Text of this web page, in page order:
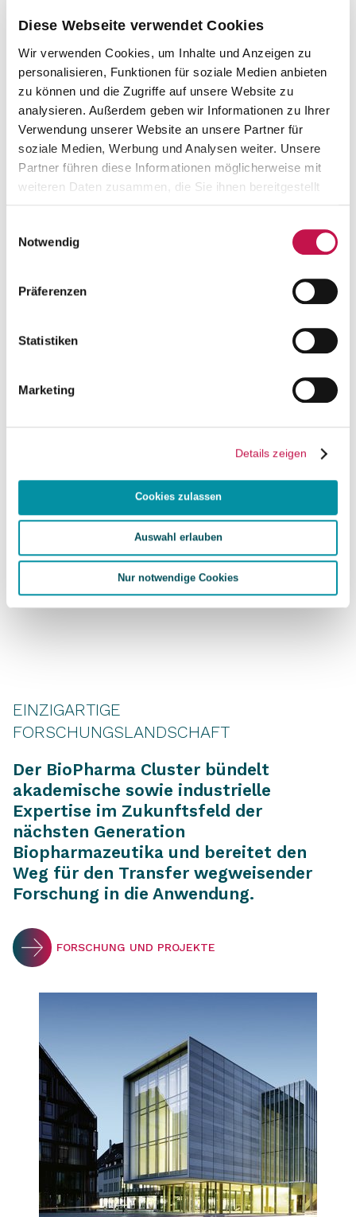
Diese Webseite verwendet Cookies
Wir verwenden Cookies, um Inhalte und Anzeigen zu
personalisieren, Funktionen für soziale Medien anbieten
zu können und die Zugriffe auf unsere Website zu
analysieren. Außerdem geben wir Informationen zu Ihrer
Verwendung unserer Website an unsere Partner für
soziale Medien, Werbung und Analysen weiter. Unsere
Partner führen diese Informationen möglicherweise mit
weiteren Daten zusammen, die Sie ihnen bereitgestellt
Notwendig
Präferenzen
Statistiken
Marketing
Details zeigen
Cookies zulassen
Auswahl erlauben
Nur notwendige Cookies
EINZIGARTIGE
FORSCHUNGSLANDSCHAFT
Der BioPharma Cluster bündelt
akademische sowie industrielle
Expertise im Zukunftsfeld der
nächsten Generation
Biopharmazeutika und bereitet den
Weg für den Transfer wegweisender
Forschung in die Anwendung.
FORSCHUNG UND PROJEKTE